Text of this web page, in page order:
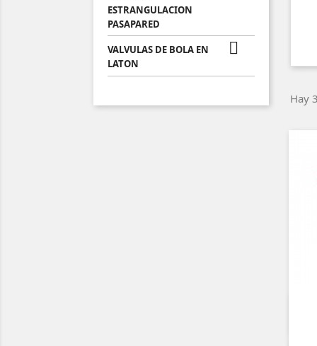
ESTRANGULACION
PASAPARED
VALVULAS DE BOLA EN
LATON

Hay